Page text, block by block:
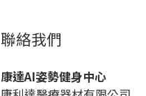
聯絡我們
康達AI姿勢健身中心